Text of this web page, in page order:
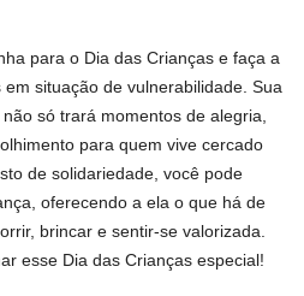
para o Dia das Crianças e faça a
situação de vulnerabilidade. Sua
só trará momentos de alegria,
para quem vive cercado
de solidariedade, você pode
oferecendo a ela o que há de
brincar e sentir-se valorizada.
esse Dia das Crianças especial!